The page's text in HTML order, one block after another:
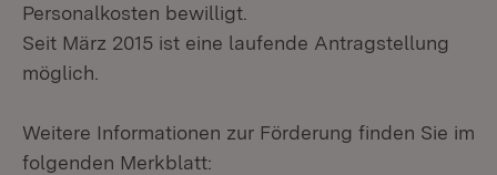
Personalkosten bewilligt.
Seit März 2015 ist eine laufende Antragstellung
möglich.
Weitere Informationen zur Förderung finden Sie im
folgenden Merkblatt: